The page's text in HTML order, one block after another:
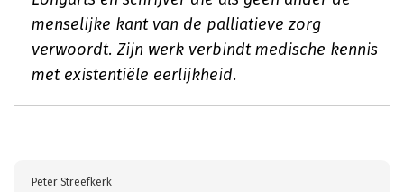
menselijke kant van de palliatieve zorg
verwoordt. Zijn werk verbindt medische kennis
met existentiële eerlijkheid.
Peter Streefkerk